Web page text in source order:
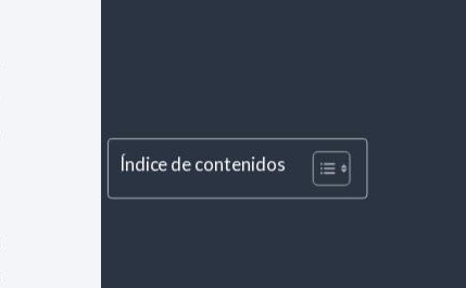
Índice de contenidos